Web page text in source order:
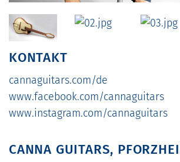
KONTAKT
cannaguitars.com/de
www.facebook.com/cannaguitars
www.instagram.com/cannaguitars
CANNA GUITARS,